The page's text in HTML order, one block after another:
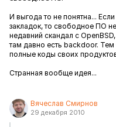
И выгода то не понятна...
закладок, то свободное ПО
недавний скандал с
там давно есть backdoor.
полные коды своих
Странная вообще идея...
Вячеслав Смирнов
29 декабря 2010